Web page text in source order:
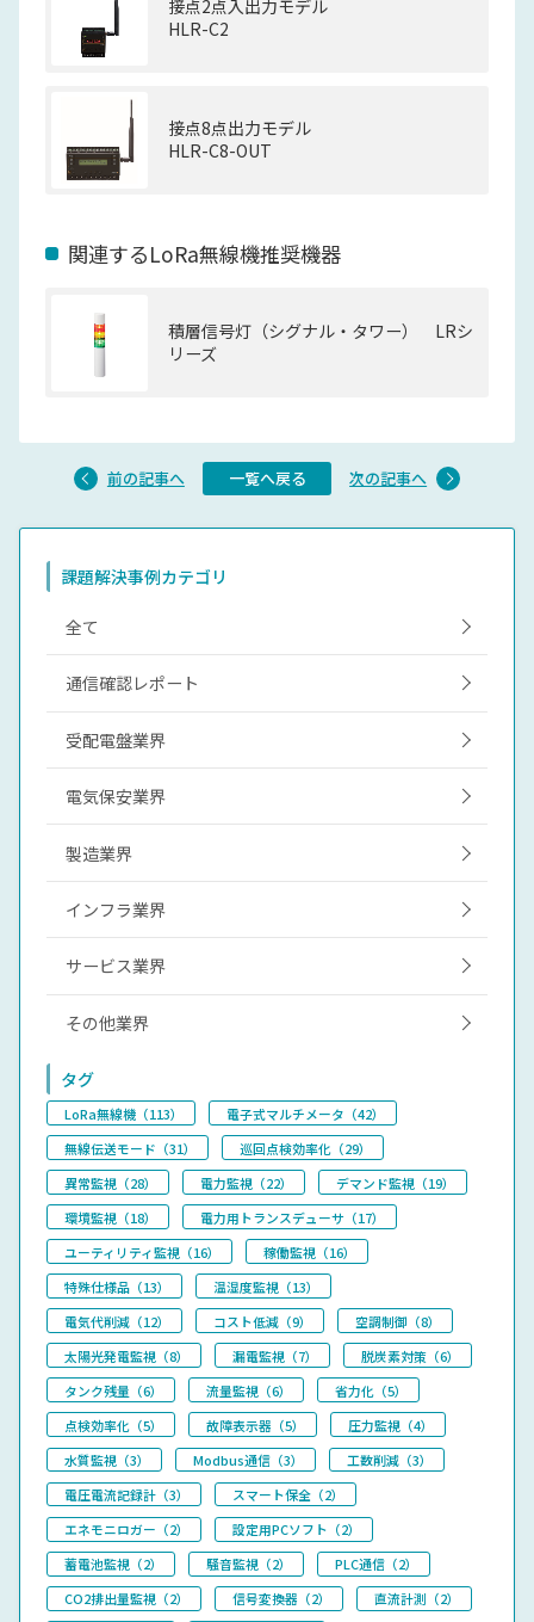
接点2点入出力モデル
HLR-C2
接点8点出力モデル
HLR-C8-OUT
関連するLoRa無線機推奨機器
積層信号灯（シグナル・タワー） LRシ
リーズ
前の記事へ 一覧へ戻る 次の記事へ
課題解決事例カテゴリ
全て
通信確認レポート
受配電盤業界
電気保安業界
製造業界
インフラ業界
サービス業界
その他業界
タグ
LoRa無線機（113）
電子式マルチメータ（42）
無線伝送モード（31）
巡回点検効率化（29）
異常監視（28）
電力監視（22）
デマンド監視（19）
環境監視（18）
電力用トランスデューサ（17）
ユーティリティ監視（16）
稼働監視（16）
特殊仕様品（13）
温湿度監視（13）
電気代削減（12）
コスト低減（9）
空調制御（8）
太陽光発電監視（8）
漏電監視（7）
脱炭素対策（6）
タンク残量（6）
流量監視（6）
省力化（5）
点検効率化（5）
故障表示器（5）
圧力監視（4）
水質監視（3）
Modbus通信（3）
工数削減（3）
電圧電流記録計（3）
スマート保全（2）
エネモニロガー（2）
設定用PCソフト（2）
蓄電池監視（2）
騒音監視（2）
PLC通信（2）
CO2排出量監視（2）
信号変換器（2）
直流計測（2）